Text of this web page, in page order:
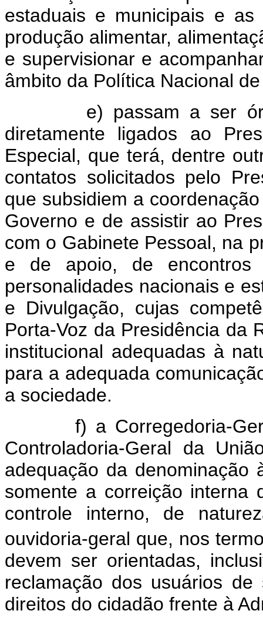
estaduais e municipais e
produção alimentar,
e supervisionar e
âmbito da Política Nacional
e) passam a ser
diretamente ligados ao
Especial, que terá, dentre
contatos solicitados pelo
que subsidiem a
Governo e de assistir ao
com o Gabinete Pessoal, na
e de apoio, de encontros
personalidades nacionais e
e Divulgação, cujas
Porta-Voz da Presidência da
institucional adequadas à
para a adequada
a sociedade.
f) a Corregedoria-Geral
Controladoria-Geral da
adequação da denominação
somente a correição interna
controle interno, de
ouvidoria-geral que, nos
devem ser orientadas,
reclamação dos usuários
direitos do cidadão frente à